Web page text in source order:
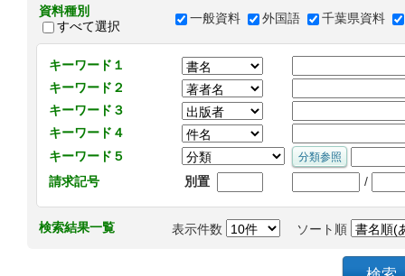
資料種別
すべて選択
一般資料 外国語 千葉県資料
キーワード１
キーワード２
キーワード３
キーワード４
キーワード５
請求記号
別置 /
検索結果一覧 表示件数 ソート順